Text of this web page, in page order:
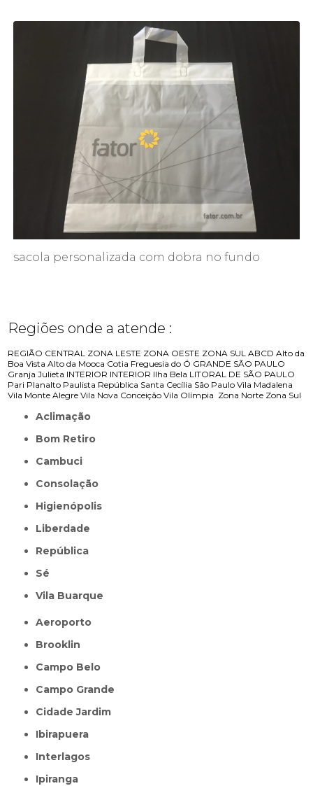
sacola personalizada com dobra no fundo
Regiões onde a atende :
REGIÃO CENTRAL ZONA LESTE ZONA OESTE ZONA SUL ABCD Alto da
Boa Vista Alto da Mooca Cotia Freguesia do Ó GRANDE SÃO PAULO
Granja Julieta INTERIOR INTERIOR Ilha Bela LITORAL DE SÃO PAULO
Pari Planalto Paulista República Santa Cecília São Paulo Vila Madalena
Vila Monte Alegre Vila Nova Conceição Vila Olímpia Zona Norte Zona Sul
Aclimação
Bom Retiro
Cambuci
Consolação
Higienópolis
Liberdade
República
Sé
Vila Buarque
Aeroporto
Brooklin
Campo Belo
Campo Grande
Cidade Jardim
Ibirapuera
Interlagos
Ipiranga